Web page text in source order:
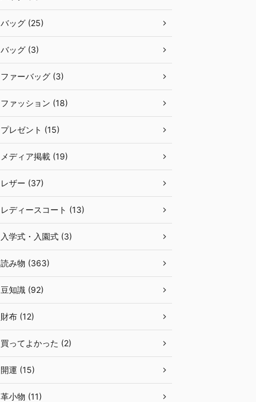
バッグ (25)
バッグ (3)
ファーバッグ (3)
ファッション (18)
プレゼント (15)
メディア掲載 (19)
レザー (37)
レディースコート (13)
入学式・入園式 (3)
読み物 (363)
豆知識 (92)
財布 (12)
買ってよかった (2)
開運 (15)
革小物 (11)